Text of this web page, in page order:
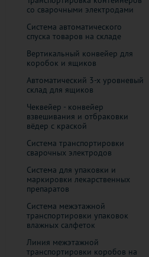
со сварочными электродами
Система автоматического
спуска товаров на складе
Вертикальный конвейер для
коробок и ящиков
Автоматический 3-х уровневый
склад для ящиков
Чеквейер - конвейер
взвешивания и отбраковки
вёдер с краской
Система транспортировки
сварочных электродов
Система для упаковки и
маркировки лекарственных
препаратов
Система межэтажной
транспортировки упаковок
влажных салфеток
Линия межэтажной
транспортировки коробов на